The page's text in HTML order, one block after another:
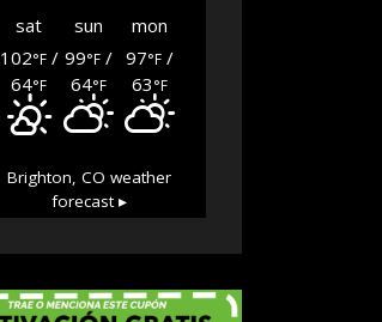
sat sun
mon
102°F/
64°F
99°F /
64°F
97°F/
63°F
Brighton, CO weather
forecast ▸